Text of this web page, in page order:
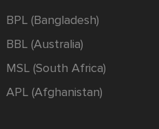
BPL (Bangladesh)
BBL (Australia)
MSL (South Africa)
APL (Afghanistan)